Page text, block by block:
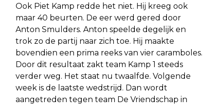
Ook Piet Kamp redde het niet. Hij kreeg ook
maar 40 beurten. De eer werd gered door
Anton Smulders. Anton speelde degelijk en
trok zo de partij naar zich toe. Hij maakte
bovendien een prima reeks van vier caramboles.
Door dit resultaat zakt team Kamp 1 steeds
verder weg. Het staat nu twaalfde. Volgende
week is de laatste wedstrijd. Dan wordt
aangetreden tegen team De Vriendschap in